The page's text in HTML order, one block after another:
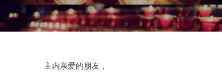
主内亲爱的朋友，